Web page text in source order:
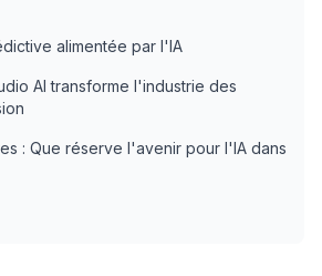
alimentée par l'IA
AI transforme l'industrie des
: Que réserve l'avenir pour l'IA dans